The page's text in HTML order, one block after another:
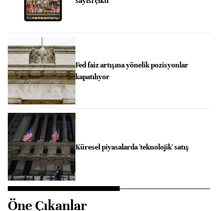
Fed faiz artışına yönelik pozisyonlar
kapatılıyor
Küresel piyasalarda 'teknolojik' satış
Öne Çıkanlar